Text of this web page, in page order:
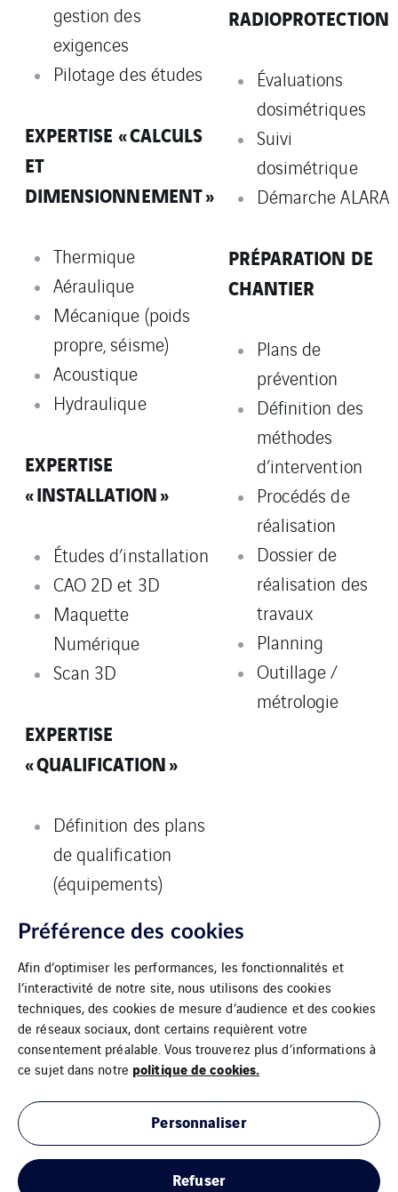
gestion des
exigences
Pilotage des études
EXPERTISE « CALCULS
ET
DIMENSIONNEMENT »
Thermique
Aéraulique
Mécanique (poids
propre, séisme)
Acoustique
Hydraulique
EXPERTISE
« INSTALLATION »
Études d’installation
CAO 2D et 3D
Maquette
Numérique
Scan 3D
EXPERTISE
« QUALIFICATION »
Définition des plans
de qualification
(équipements)
de qualification
RADIOPROTECTION
Évaluations
dosimétriques
Suivi
dosimétrique
Démarche ALARA
PRÉPARATION DE
CHANTIER
Plans de
prévention
Définition des
méthodes
d’intervention
Procédés de
réalisation
Dossier de
réalisation des
travaux
Planning
Outillage /
métrologie
Mentions Légales
Cookies
Préférence des cookies
Afin d’optimiser les performances, les fonctionnalités et
l’interactivité de notre site, nous utilisons des cookies
techniques, des cookies de mesure d’audience et des cookies
de réseaux sociaux, dont certains requièrent votre
consentement préalable. Vous trouverez plus d’informations à
ce sujet dans notre politique de cookies.
Personnaliser
Refuser